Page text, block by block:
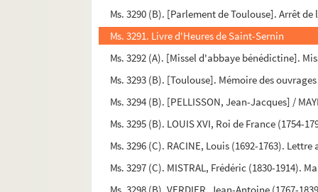
Ms. 3290 (B). [Parlement de Toulouse]. Arrêt
Ms. 3291. Livre d'Heures de Saint-Sernin
Ms. 3292 (A). [Missel d'abbaye bénédictine].
Ms. 3293 (B). [Toulouse]. Mémoire des
Ms. 3294 (B). [PELLISSON, Jean-Jacques] /
Ms. 3295 (B). LOUIS XVI, Roi de France (1754-
Ms. 3296 (C). RACINE, Louis (1692-1763).
Ms. 3297 (C). MISTRAL, Frédéric (1830-1914).